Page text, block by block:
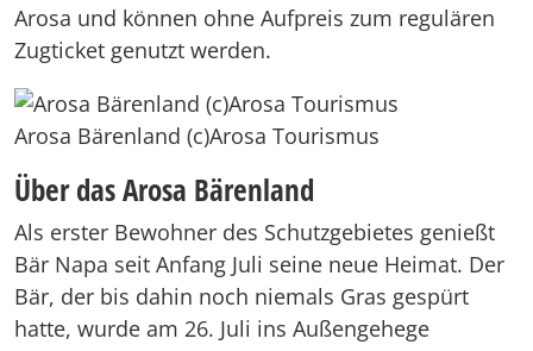
Arosa und können ohne Aufpreis zum regulären
Zugticket genutzt werden.
Arosa Bärenland (c)Arosa Tourismus
Über das Arosa Bärenland
Als erster Bewohner des Schutzgebietes genießt
Bär Napa seit Anfang Juli seine neue Heimat. Der
Bär, der bis dahin noch niemals Gras gespürt
hatte, wurde am 26. Juli ins Außengehege